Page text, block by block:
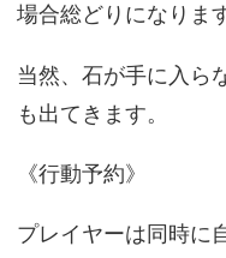
場合総どりになります
当然、石が手に入ら
も出てきます。
《行動予約》
プレイヤーは同時に